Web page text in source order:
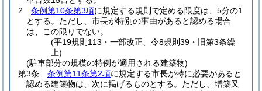
2
条例第10条第3項に規定する規則で定める限度は、5分の1
とする。 ただし、市長が特別の事由があると認める場合
は、この限りでない。
(平19規則113・一部改正、令8規則39・旧第3条繰
上)
(駐車部分の規模の特例が適用される建築物)
第3条
条例第11条第2項に規定する市長が特に必要があると
認める建築物は、次に掲げるものとする。 ただし、増築又